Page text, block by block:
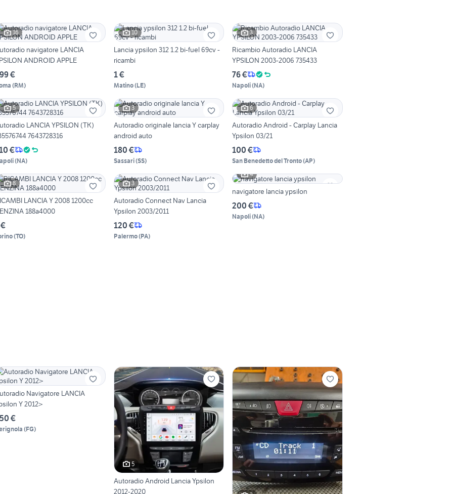
16
navigatore LANCIA
ANDROID APPLE
€
(RM)
10
Lancia ypsilon 312 1.2 bi-fuel 69cv -
ricambi
1 €
Matino(LE)
3
Ricambio Autoradio LANCIA
YPSILON 2003-2006 735433
76 €
Napoli(NA)
5
LANCIA YPSILON (TK)
7643728316
€
(NA)
3
Autoradio originale lancia Y carplay
android auto
180 €
Sassari(SS)
6
Autoradio Android - Carplay Lancia
Ypsilon 03/21
100 €
San Benedetto del Tronto(AP)
8
LANCIA Y 2008 1200cc
188a4000
(TO)
3
Autoradio Connect Nav Lancia
Ypsilon 2003/2011
120 €
Palermo(PA)
4
navigatore lancia ypsilon
200 €
Napoli(NA)
Navigatore LANCIA
Y 2012>
€
(FG)
5
Autoradio Android Lancia Ypsilon
2012-2020